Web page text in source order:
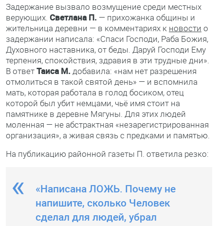
Задержание вызвало возмущение среди местных
верующих. Светлана П. — прихожанка общины и
жительница деревни — в комментариях к новости о
задержании написала: «Спаси Господи, Раба Божия,
Духовного наставника, от беды. Даруй Господи Ему
терпения, спокойствия, здравия в эти трудные дни».
В ответТаиса М. добавила: «нам нет разрешения
отмолиться в такой святой день» — и вспомнила
мать, которая работала в голод босиком, отец
которой был убит немцами, чьё имя стоит на
памятнике в деревне Мягуны. Для этих людей
моленная — не абстрактная «незарегистрированная
организация», а живая связь с предками и памятью.
На публикацию районной газеты П. ответила резко:
«Написана ЛОЖЬ. Почему не
напишите, сколько Человек
сделал для людей, убрал